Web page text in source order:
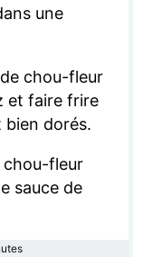
une
chou-fleur
et faire frire
bien dorés.
chou-fleur
sauce de